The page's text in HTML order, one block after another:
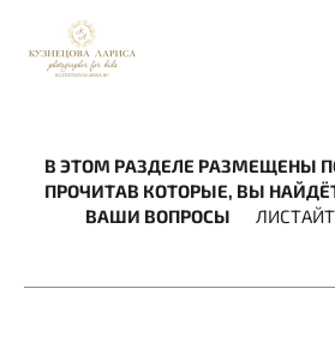
В ЭТОМ РАЗДЕЛЕ РАЗМЕЩЕНЫ
ПРОЧИТАВ КОТОРЫЕ, ВЫ
ВАШИ ВОПРОСЫ